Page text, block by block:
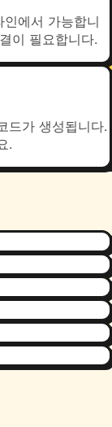
에서 가능합니
이 필요합니다.
드가 생성됩니다.
.